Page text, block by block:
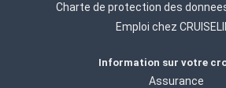
Charte de protection des
Emploi chez
Information sur votre
Assurance